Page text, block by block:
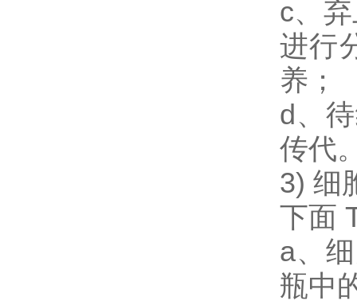
c、
进行
养；
d、
传代
3) 细
下面
a、
瓶中